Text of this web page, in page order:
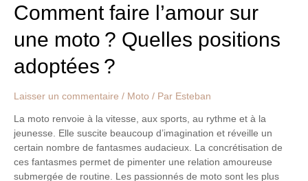
Comment faire l’amour sur
une moto ? Quelles positions
adoptées ?
Laisser un commentaire / Moto / Par Esteban
La moto renvoie à la vitesse, aux sports, au rythme et à la
jeunesse. Elle suscite beaucoup d’imagination et réveille un
certain nombre de fantasmes audacieux. La concrétisation de
ces fantasmes permet de pimenter une relation amoureuse
submergée de routine. Les passionnés de moto sont les plus